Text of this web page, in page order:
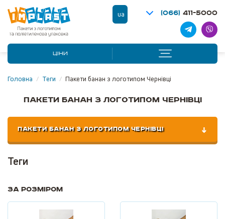
ua (066) 411-5000
ЦІНИ
Головна / Теги / Пакети банан з логотипом Чернівці
Пакети банан з логотипом Чернівці
ПАКЕТИ БАНАН З ЛОГОТИПОМ ЧЕРНІВЦІ
Теги
За розміром